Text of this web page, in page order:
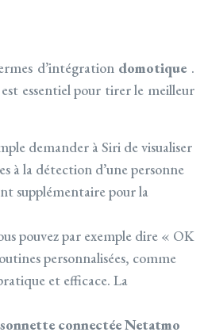
d’intégration domotique .
essentiel pour tirer le meilleur
demander à Siri de visualiser
à la détection d’une personne
supplémentaire pour la
pouvez par exemple dire « OK
personnalisées, comme
et efficace. La
sonnette connectée Netatmo